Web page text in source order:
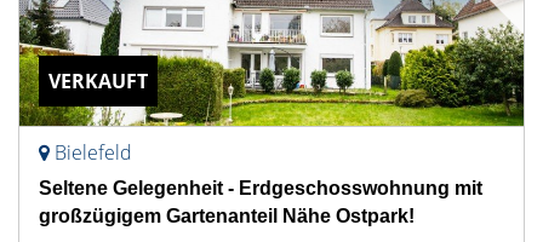
VERKAUFT
Bielefeld
Seltene Gelegenheit - Erdgeschosswohnung mit
großzügigem Gartenanteil Nähe Ostpark!